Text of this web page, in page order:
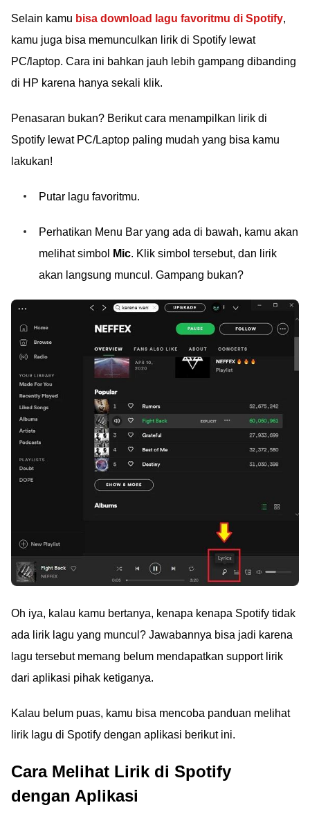
Selain kamu bisa download lagu favoritmu di Spotify,
kamu juga bisa memunculkan lirik di Spotify lewat
PC/laptop. Cara ini bahkan jauh lebih gampang dibanding
di HP karena hanya sekali klik.
Penasaran bukan? Berikut cara menampilkan lirik di
Spotify lewat PC/Laptop paling mudah yang bisa kamu
lakukan!
Putar lagu favoritmu.
Perhatikan Menu Bar yang ada di bawah, kamu akan
melihat simbol
Mic. Klik simbol tersebut, dan lirik
akan langsung muncul. Gampang bukan?
Oh iya, kalau kamu bertanya, kenapa kenapa Spotify tidak
ada lirik lagu yang muncul? Jawabannya bisa jadi karena
lagu tersebut memang belum mendapatkan support lirik
dari aplikasi pihak ketiganya.
Kalau belum puas, kamu bisa mencoba panduan melihat
lirik lagu di Spotify dengan aplikasi berikut ini.
Cara Melihat Lirik di Spotify
dengan Aplikasi